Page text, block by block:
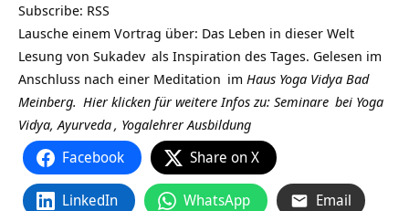
Subscribe: RSS
Lausche einem Vortrag über: Das Leben in dieser Welt
Lesung von Sukadev als Inspiration des Tages. Gelesen im
Anschluss nach einer Meditation im Haus Yoga Vidya Bad
Meinberg. Hier klicken für weitere Infos zu: Seminare bei Yoga
Vidya,Ayurveda, Yogalehrer Ausbildung
Facebook Share on X
LinkedIn WhatsApp Email